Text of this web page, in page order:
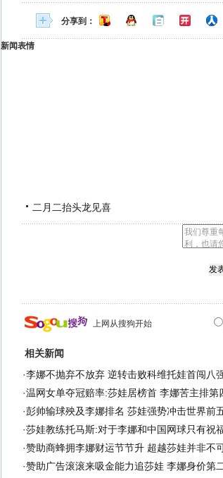
分享到：
新闻表情
二月二抬头龙见喜
上网从搜狗开始
相关新闻
·李娜不抛弃不放弃 逆转击败科维托娃首闯八
·温网女单夺冠赔率:莎娃居榜首 李娜苦主排第
·彭帅输球殃及李娜排名 莎娃强势冲击世界前
·莎娃教练托马斯:对于李娜和中国网球只有祝
·赞助商蜂拥李娜财运节节升 超越莎娃并非不
·赞助广告滚滚来吸金能力追莎娃 李娜身价第